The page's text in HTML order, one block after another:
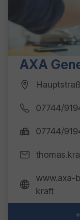
AXA
07744/
07744/
www.axa-
kraft